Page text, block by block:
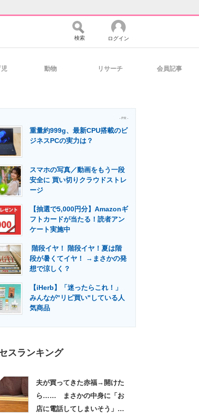
ィ マーケ×ITの今がよく分かる
援
ア 建設×テクノロジーの最前線
検索 ログイン
動物 リサーチ 会員記事
- PR -
重量約999g、最新CPU搭載のビ
ジネスPCの実力は？
スマホの写真／動画をもう一段
安全に 買い切りクラウドストレ
ージ
【抽選で5,000円分】Amazonギ
フトカードが当たる！読者アン
ケート実施中
階段イヤ！ 階段イヤ！夏は階
段が暑くてイヤ！ →まさかの発
想で涼しく？
【iHerb】「迷ったらこれ！」
みんなが"リピ買い"している人
気商品
スランキング
夫が買ってきた赤福→開けた
ら…… まさかの中身に「お
店に電話してしまいそう」